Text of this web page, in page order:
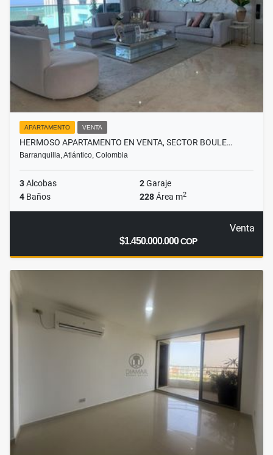
APARTAMENTO VENTA
HERMOSO APARTAMENTO EN VENTA, SECTOR BOULE…
Barranquilla, Atlántico, Colombia
3Alcobas 2Garaje
4 Baños 228Área m2
Venta
$1.450.000.000COP